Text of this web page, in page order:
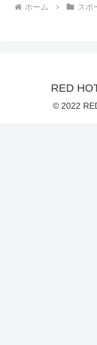
ホーム スポ
RED
© 2022